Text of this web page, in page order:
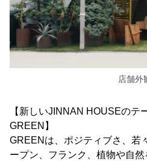
店舗外
【新しいJINNAN HOUSEのテ
GREEN】
GREENは、ポジティブさ、若
ープン、フランク、植物や自